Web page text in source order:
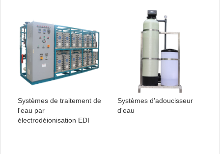
Systèmes de traitement de
l'eau par
électrodéionisation EDI
Systèmes d'adoucisseur
d'eau